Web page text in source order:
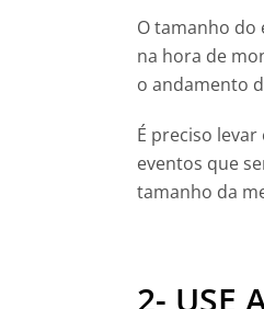
O tamanho do
na hora de
o andamento
É preciso
eventos que
tamanho da
2- USE